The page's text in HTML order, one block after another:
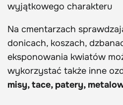
wyjątkowego charakteru
Na cmentarzach
donicach, koszach,
eksponowania kwiatów
wykorzystać także inne
misy, tace, patery,